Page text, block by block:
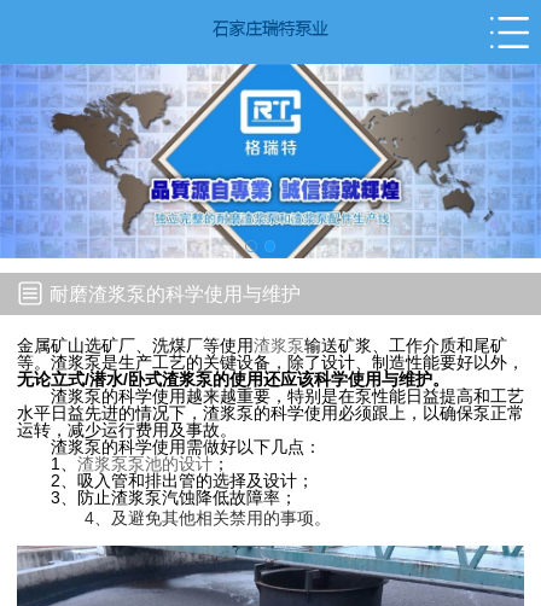
耐磨渣浆泵的科学使用与维护
金属矿山选矿厂、洗煤厂等使用渣浆泵输送矿浆、工作介质和尾矿
等。渣浆泵是生产工艺的关键设备，除了设计、制造性能要好以外，
无论立式/潜水/卧式渣浆泵的使用还应该科学使用与维护。
渣浆泵的科学使用越来越重要，特别是在泵性能日益提高和工艺
水平日益先进的情况下，渣浆泵的科学使用必须跟上，以确保泵正常
运转，减少运行费用及事故。
渣浆泵的科学使用需做好以下几点：
1、 渣浆泵泵池的设计；
2、吸入管和排出管的选择及设计；
3、防止渣浆泵汽蚀降低故障率；
4、及避免其他相关禁用的事项。